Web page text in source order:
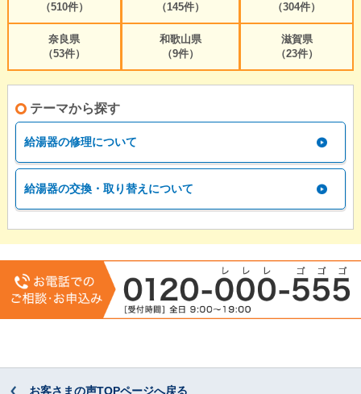
（510件）
（145件）
（304件）
奈良県
（53件）
和歌山県
（9件）
滋賀県
（23件）
テーマから探す
給湯器の修理について
給湯器の交換・取り替えについて
お客さまの声TOPページへ戻る